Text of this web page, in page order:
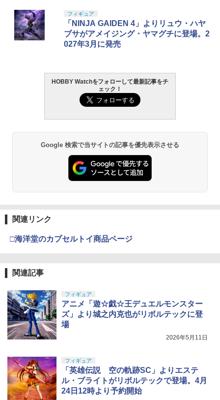
フィギュア
「NINJA GAIDEN 4」よりリュウ・ハヤ
ブサがアメイジング・ヤマグチに登場。2
027年3月に発売
HOBBY Watchをフォローして最新記事をチ
ェック！
Google 検索で当サイトの記事を優先表示させる
関連リンク
□海洋堂のカプセルトイ商品ページ
関連記事
フィギュア
アニメ「遊☆戯☆王デュエルモンスター
ズ」より城之内克也がリボルテックに登
場
2026年5月11日
フィギュア
「英雄伝説 空の軌跡SC」よりエステ
ル・ブライトがリボルテックで登場。4月
24日12時より予約開始